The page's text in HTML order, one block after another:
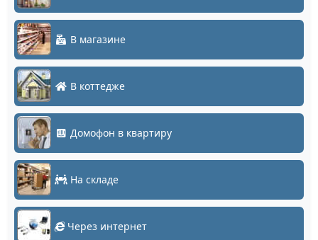
В магазине
В коттедже
Домофон в квартиру
На складе
Через интернет